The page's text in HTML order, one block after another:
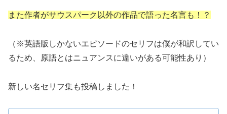
また作者がサウスパーク以外の作品で語った名言も！？
（※英語版しかないエピソードのセリフは僕が和訳してい
るため、原語とはニュアンスに違いがある可能性あり）
新しい名セリフ集も投稿しました！